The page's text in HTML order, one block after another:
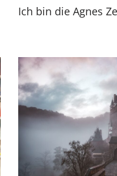
Ich bin die Agnes